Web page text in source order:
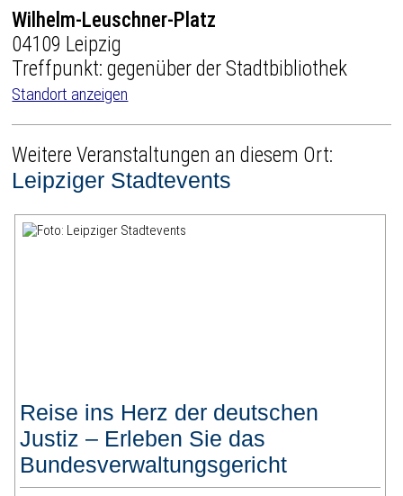
Wilhelm-Leuschner-Platz
04109 Leipzig
Treffpunkt: gegenüber der Stadtbibliothek
Standort anzeigen
Weitere Veranstaltungen an diesem Ort:
Leipziger Stadtevents
Reise ins Herz der deutschen
Justiz – Erleben Sie das
Bundesverwaltungsgericht